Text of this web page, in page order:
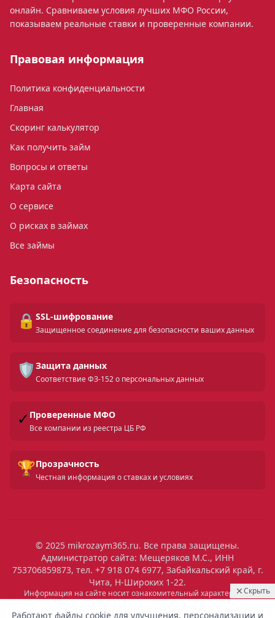
Скрыть
08:03
Выдан
Работают файлы cookie для улучшения, персонализации и
онлайн. Сравниваем условия лучших МФО России,
показываем реальные ставки и проверенные компании.
Правовая информация
Политика конфиденциальности
Главная
Скоринг калькулятор
Как получить займ
Вопросы и ответы
Карта сайта
О сервисе
О рисках в займах
Все займы
Безопасность
🔒 SSL-шифрование
Защищенное соединение для безопасности ваших данных
🛡️ Защита данных
Соответствие ФЗ-152 о персональных данных
✓ Проверенные МФО
Все компании из реестра ЦБ РФ
🏆Прозрачность
Честная информация о ставках и условиях
© 2025 mikrozaym365.ru. Все права защищены.
Администратор сайта: Мещеряков М.С., ИНН
753706859873, тел. +7 918 074 6977, Забайкальский край, г.
Чита, Н-Широких 1-22.
Информация на сайте носит ознакомительный характер и не
является публичной офертой. Все условия микрозаймов уточняйте
на сайтах МФО. Помните: займ — это обязательство, которое